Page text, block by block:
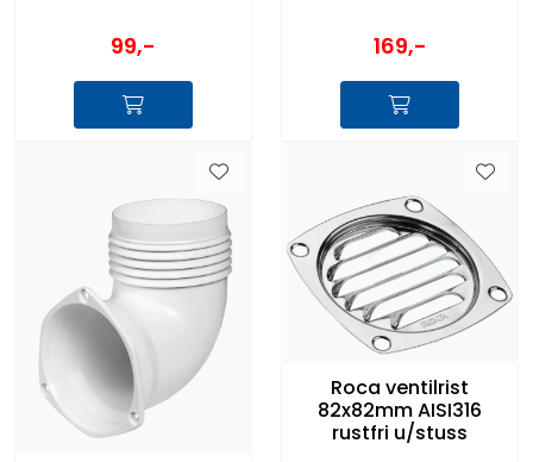
99,- 169,-
Roca ventilrist
82x82mm AISI316
rustfri u/stuss